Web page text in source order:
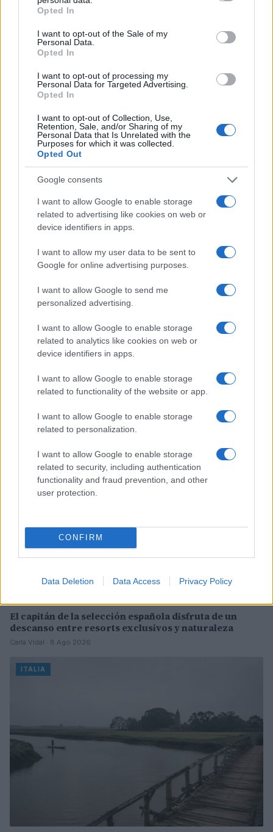
grant or deny consent to Google and its third-party tags to
use your data for below specified purposes in below Google
consent section.
Opted In
I want to opt-out of the Sale of my
Personal Data.
Opted In
I want to opt-out of processing my
Personal Data for Targeted Advertising.
Opted In
I want to opt-out of Collection, Use,
Retention, Sale, and/or Sharing of my
Personal Data that Is Unrelated with the
Purposes for which it was collected.
Opted Out
Google consents
I want to allow Google to enable storage
related to advertising like cookies on web or
device identifiers in apps.
I want to allow my user data to be sent to
Google for online advertising purposes.
I want to allow Google to send me
personalized advertising.
I want to allow Google to enable storage
related to analytics like cookies on web or
device identifiers in apps.
I want to allow Google to enable storage
related to functionality of the website or app.
I want to allow Google to enable storage
related to personalization.
I want to allow Google to enable storage
related to security, including authentication
functionality and fraud prevention, and other
user protection.
CONFIRM
Data Deletion Data Access Privacy Policy
aficionado puede disfrutar de esta aventura
única.
AUTOR
Staff
Sigue leyendo
El capitán de la selección española disfruta de un
descanso entre resorts exclusivos y naturaleza
Carla Vidal · 8 Ago 2026
ITALIA